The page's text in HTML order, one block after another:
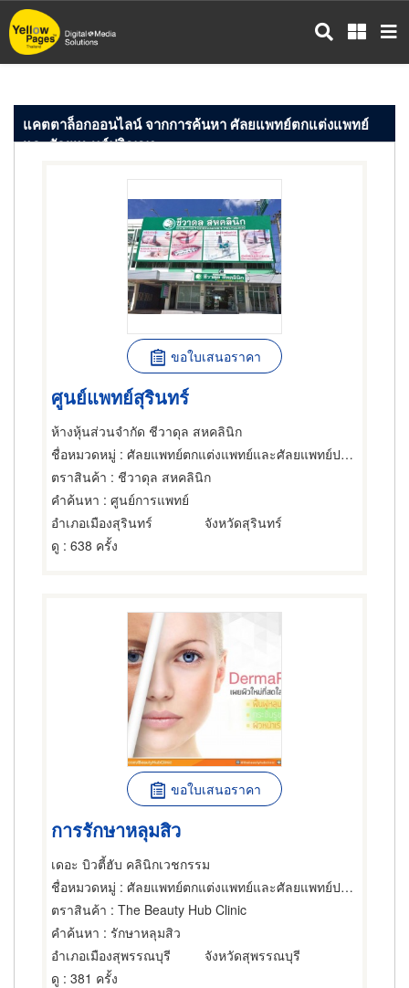
ข้าม
ไป
หลัก
แคตตาล็อกออนไลน์ จากการค้นหา ศัลยแพทย์ตกแต่งแพทย์
และศัลยแพทย์ปริญญา
ขอใบเสนอราคา
ศูนย์แพทย์สุรินทร์
ห้างหุ้นส่วนจำกัด ชีวาดุล สหคลินิก
ชื่อหมวดหมู่ : ศัลยแพทย์ตกแต่งแพทย์และศัลยแพทย์ปริญญา
ตราสินค้า : ชีวาดุล สหคลินิก
คำค้นหา : ศูนย์การแพทย์
อำเภอเมืองสุรินทร์
จังหวัดสุรินทร์
ดู : 638 ครั้ง
ขอใบเสนอราคา
การรักษาหลุมสิว
เดอะ บิวตี้ฮับ คลินิกเวชกรรม
ชื่อหมวดหมู่ : ศัลยแพทย์ตกแต่งแพทย์และศัลยแพทย์ปริญญา
ตราสินค้า : The Beauty Hub Clinic
คำค้นหา : รักษาหลุมสิว
อำเภอเมืองสุพรรณบุรี
จังหวัดสุพรรณบุรี
ดู : 381 ครั้ง